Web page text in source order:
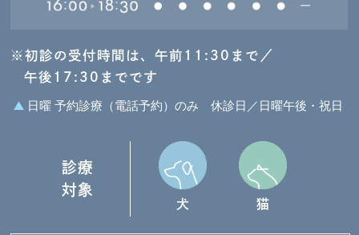
※初診の受付時間は、午前11:30まで／
午後17:30までです
日曜 予約診療（電話予約）のみ 休診日／日曜午後・祝日
診療
対象
犬 猫